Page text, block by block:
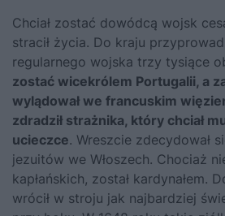
Chciał zostać dowódcą wojsk
stracił życia. Do kraju
regularnego wojska trzy tysiące
zostać wicekrólem Portugalii, a
wylądował we francuskim
zdradził strażnika, który chciał
ucieczce. Wreszcie zdecydował
jezuitów we Włoszech. Chociaż
kapłańskich, został kardynałem.
wrócił w stroju jak najbardziej